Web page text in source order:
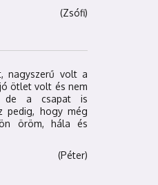
(Zsófi)
nagyszerű volt a
ötlet volt és nem
de a csapat is
pedig, hogy még
öröm, hála és
(Péter)